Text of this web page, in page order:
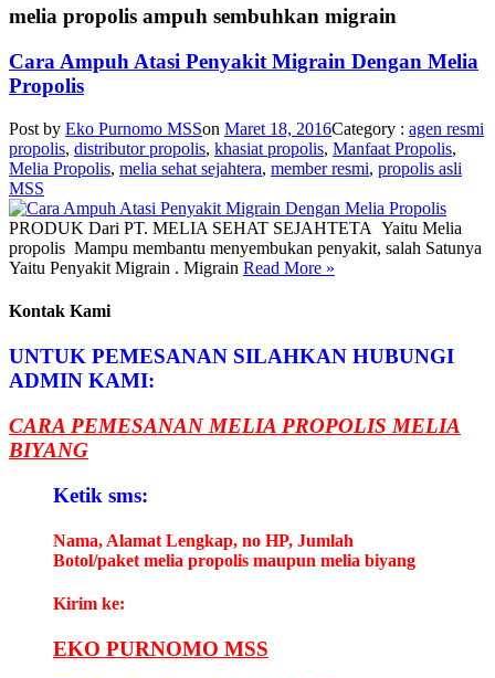
melia propolis ampuh sembuhkan migrain
Cara Ampuh Atasi Penyakit Migrain Dengan Melia
Propolis
Post by Eko Purnomo MSSon Maret 18, 2016Category : agen resmi
propolis, distributor propolis, khasiat propolis, Manfaat Propolis,
Melia Propolis, melia sehat sejahtera, member resmi, propolis asli
MSS
PRODUK Dari PT. MELIA SEHAT SEJAHTETA Yaitu Melia
propolis Mampu membantu menyembukan penyakit, salah Satunya
Yaitu Penyakit Migrain . Migrain Read More »
Kontak Kami
UNTUK PEMESANAN SILAHKAN HUBUNGI
ADMIN KAMI:
CARA PEMESANAN MELIA PROPOLIS MELIA
BIYANG
Ketik sms:
Nama, Alamat Lengkap, no HP, Jumlah
Botol/paket melia propolis maupun melia biyang
Kirim ke:
EKO PURNOMO MSS